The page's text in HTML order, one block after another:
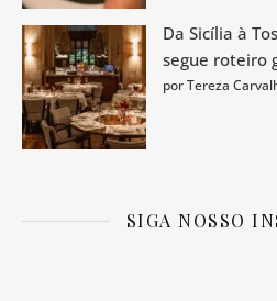
Da Sicília à
segue roteiro
por Tereza
SIGA NOSSO